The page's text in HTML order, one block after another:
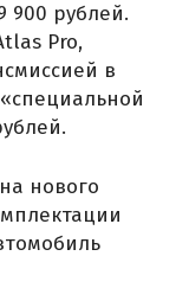
900 рублей.
Pro,
в
нового